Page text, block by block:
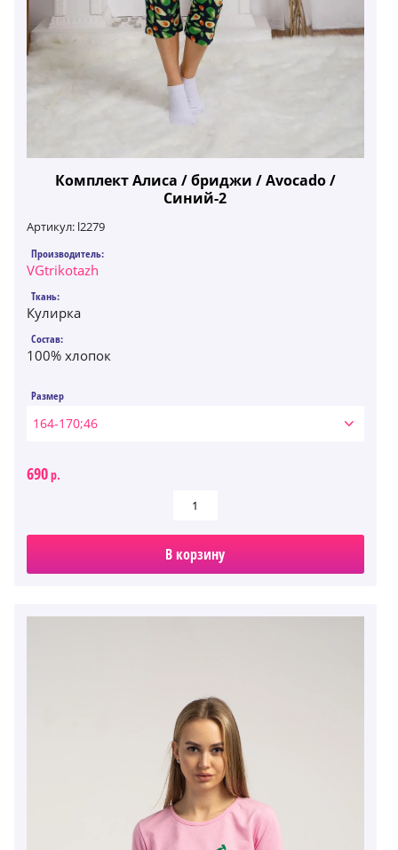
Комплект Алиса / бриджи / Avocado /
Синий-2
Артикул: l2279
Производитель:
VGtrikotazh
Ткань:
Кулирка
Состав:
100% хлопок
Размер
164-170;46
690р.
В корзину